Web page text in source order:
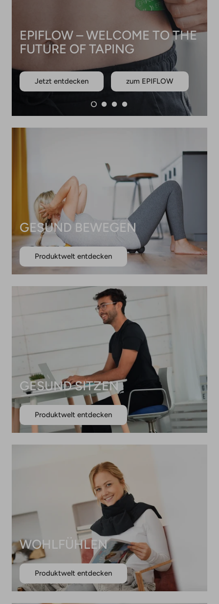
Jetzt entdecken zum EPIFLOW
GESUND BEWEGEN
Produktwelt entdecken
GESUND SITZEN
Produktwelt entdecken
WOHLFÜHLEN
Produktwelt entdecken